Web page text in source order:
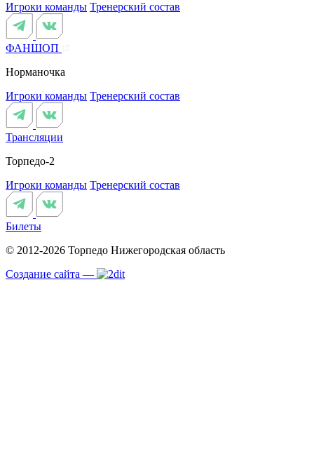
Игроки команды Тренерский состав
ФАНШОП
Норманочка
Игроки команды Тренерский состав
Трансляции
Торпедо-2
Игроки команды Тренерский состав
Билеты
© 2012-2026 Торпедо Нижегородская область
Создание сайта —